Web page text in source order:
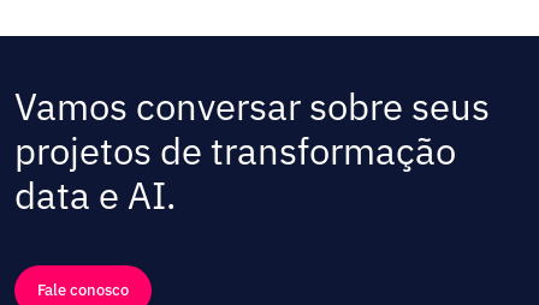
Vamos conversar sobre seus
projetos de transformação
data e AI.
Fale conosco